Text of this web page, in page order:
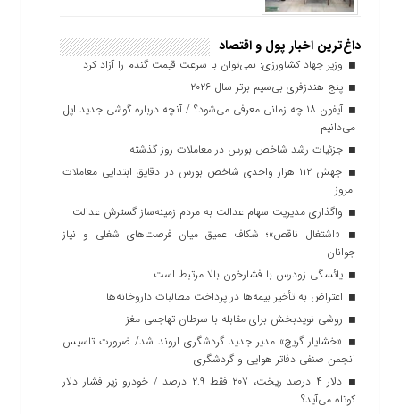
داغ‌ترین اخبار پول و اقتصاد
وزیر جهاد کشاورزی: نمی‌توان با سرعت قیمت گندم را آزاد کرد
پنج هندزفری بی‌سیم برتر سال ۲۰۲۶
آیفون ۱۸ چه زمانی معرفی می‌شود؟ / آنچه درباره گوشی جدید اپل
می‌دانیم
جزئیات رشد شاخص بورس در معاملات روز گذشته
جهش ۱۱۲ هزار واحدی شاخص بورس در دقایق ابتدایی معاملات
امروز
واگذاری مدیریت سهام عدالت به مردم زمینه‌ساز گسترش عدالت
«اشتغال ناقص»؛ شکاف عمیق میان فرصت‌های شغلی و نیاز
جوانان
یائسگی زودرس با فشارخون بالا مرتبط است
اعتراض به تأخیر بیمه‌ها در پرداخت مطالبات داروخانه‌ها
روشی نویدبخش برای مقابله با سرطان تهاجمی مغز
«خشایار گریچ» مدیر جدید گردشگری اروند شد/ ضرورت تاسیس
انجمن صنفی دفاتر هوایی و گردشگری
دلار ۴ درصد ریخت، ۲۰۷ فقط ۲.۹ درصد / خودرو زیر فشار دلار
کوتاه می‌آید؟